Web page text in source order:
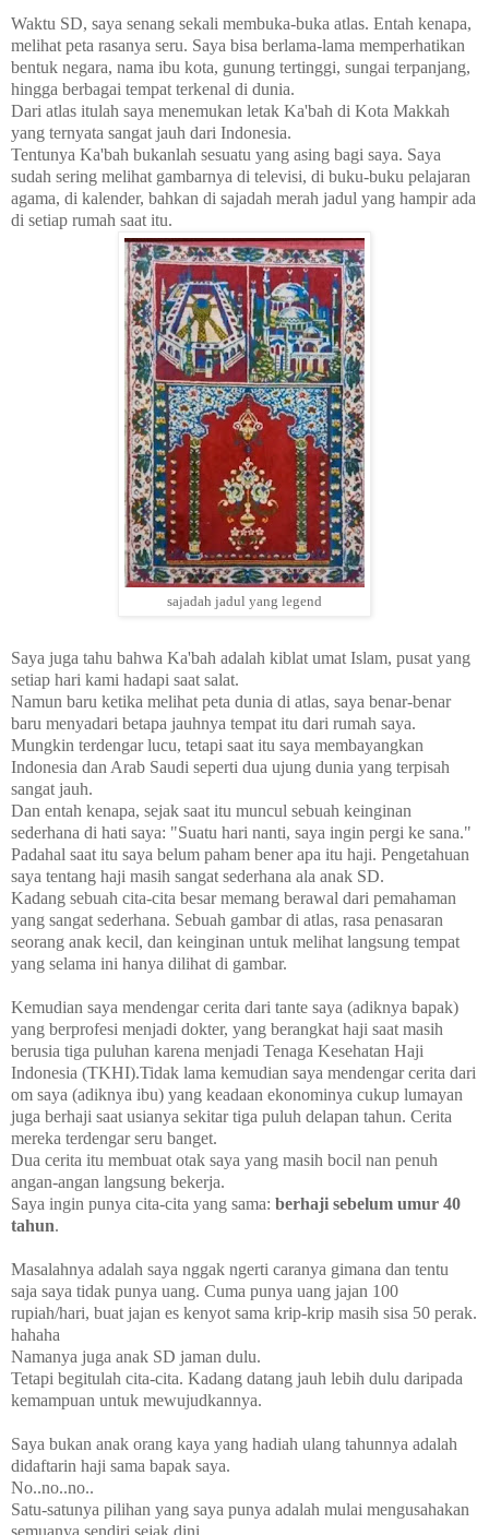
Waktu SD, saya senang sekali membuka-buka atlas. Entah kenapa,
melihat peta rasanya seru. Saya bisa berlama-lama memperhatikan
bentuk negara, nama ibu kota, gunung tertinggi, sungai terpanjang,
hingga berbagai tempat terkenal di dunia.
Dari atlas itulah saya menemukan letak Ka'bah di Kota Makkah
yang ternyata sangat jauh dari Indonesia.
Tentunya Ka'bah bukanlah sesuatu yang asing bagi saya. Saya
sudah sering melihat gambarnya di televisi, di buku-buku pelajaran
agama, di kalender, bahkan di sajadah merah jadul yang hampir ada
di setiap rumah saat itu.
sajadah jadul yang legend
Saya juga tahu bahwa Ka'bah adalah kiblat umat Islam, pusat yang
setiap hari kami hadapi saat salat.
Namun baru ketika melihat peta dunia di atlas, saya benar-benar
baru menyadari betapa jauhnya tempat itu dari rumah saya.
Mungkin terdengar lucu, tetapi saat itu saya membayangkan
Indonesia dan Arab Saudi seperti dua ujung dunia yang terpisah
sangat jauh.
Dan entah kenapa, sejak saat itu muncul sebuah keinginan
sederhana di hati saya: "Suatu hari nanti, saya ingin pergi ke sana."
Padahal saat itu saya belum paham bener apa itu haji. Pengetahuan
saya tentang haji masih sangat sederhana ala anak SD.
Kadang sebuah cita-cita besar memang berawal dari pemahaman
yang sangat sederhana. Sebuah gambar di atlas, rasa penasaran
seorang anak kecil, dan keinginan untuk melihat langsung tempat
yang selama ini hanya dilihat di gambar.
Kemudian saya mendengar cerita dari tante saya (adiknya bapak)
yang berprofesi menjadi dokter, yang berangkat haji saat masih
berusia tiga puluhan karena menjadi Tenaga Kesehatan Haji
Indonesia (TKHI).Tidak lama kemudian saya mendengar cerita dari
om saya (adiknya ibu) yang keadaan ekonominya cukup lumayan
juga berhaji saat usianya sekitar tiga puluh delapan tahun. Cerita
mereka terdengar seru banget.
Dua cerita itu membuat otak saya yang masih bocil nan penuh
angan-angan langsung bekerja.
Saya ingin punya cita-cita yang sama: berhaji sebelum umur 40
tahun.
Masalahnya adalah saya nggak ngerti caranya gimana dan tentu
saja saya tidak punya uang. Cuma punya uang jajan 100
rupiah/hari, buat jajan es kenyot sama krip-krip masih sisa 50 perak.
hahaha
Namanya juga anak SD jaman dulu.
Tetapi begitulah cita-cita. Kadang datang jauh lebih dulu daripada
kemampuan untuk mewujudkannya.
Saya bukan anak orang kaya yang hadiah ulang tahunnya adalah
didaftarin haji sama bapak saya.
No..no..no..
Satu-satunya pilihan yang saya punya adalah mulai mengusahakan
semuanya sendiri sejak dini.